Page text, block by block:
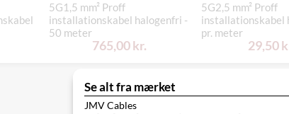
5G1,5 mm² Proff
installationskabel halogenfri -
50 meter
765,00 kr.
5G2,5 mm² Proff
installationskabel
pr. meter
29,50
Se alt fra mærket
JMV Cables